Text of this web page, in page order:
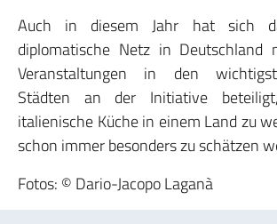
Auch in diesem Jahr hat sich
diplomatische Netz in Deutschland
Veranstaltungen in den
Städten an der Initiative
italienische Küche in einem Land zu
schon immer besonders zu schätzen
Fotos: © Dario-Jacopo Laganà